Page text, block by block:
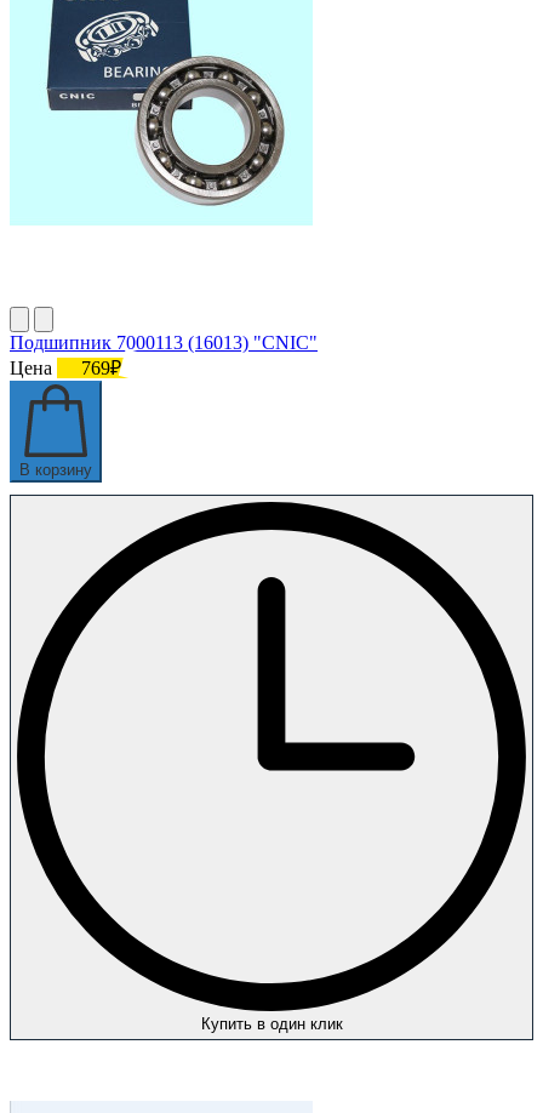
Подшипник 7000113 (16013) "СNIC"
Цена
769₽
В корзину
Купить в один клик